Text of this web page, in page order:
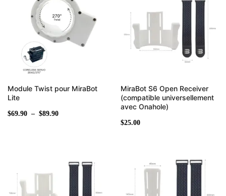
Module Twist pour MiraBot
Lite
$69.90 – $89.90
$69.90
à
$89.90
MiraBot S6 Open Receiver
(compatible universellement
avec Onahole)
$25.00